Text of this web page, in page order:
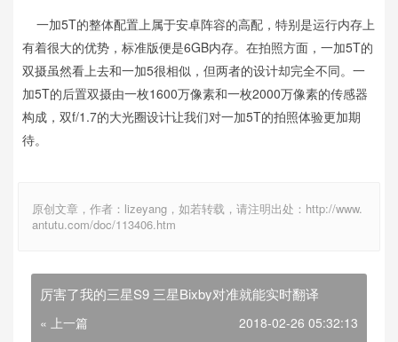
一加5T的整体配置上属于安卓阵容的高配，特别是运行内存上
有着很大的优势，标准版便是6GB内存。在拍照方面，一加5T的
双摄虽然看上去和一加5很相似，但两者的设计却完全不同。一
加5T的后置双摄由一枚1600万像素和一枚2000万像素的传感器
构成，双f/1.7的大光圈设计让我们对一加5T的拍照体验更加期
待。
原创文章，作者：lizeyang，如若转载，请注明出处：http://www.
antutu.com/doc/113406.htm
厉害了我的三星S9 三星Bixby对准就能实时翻译
« 上一篇 2018-02-26 05:32:13